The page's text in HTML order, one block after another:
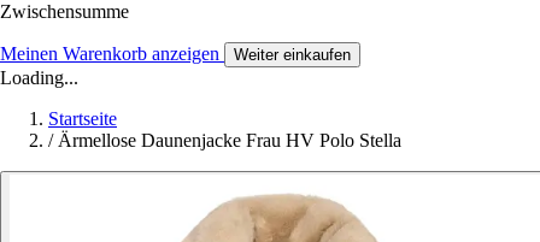
Zwischensumme
Meinen Warenkorb anzeigen Weiter einkaufen
Loading...
Startseite
/ Ärmellose Daunenjacke Frau HV Polo Stella